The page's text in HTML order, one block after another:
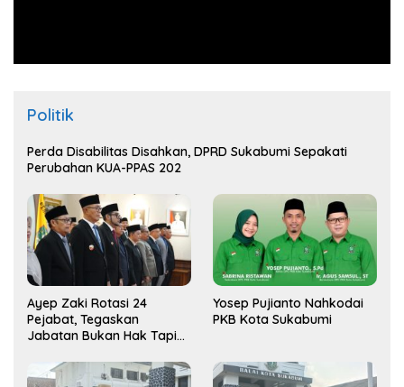
Politik
Perda Disabilitas Disahkan, DPRD Sukabumi Sepakati
Perubahan KUA-PPAS 202
Ayep Zaki Rotasi 24
Pejabat, Tegaskan
Jabatan Bukan Hak Tapi
Yosep Pujianto Nahkodai
PKB Kota Sukabumi